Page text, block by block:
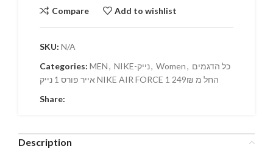
Compare Add to wishlist
SKU: N/A
Categories: MEN, NIKE-נייק, Women, כל הדגמים
אייר פורס 1 נייק NIKE AIR FORCE 1 החל מ 249₪
Share:
Description